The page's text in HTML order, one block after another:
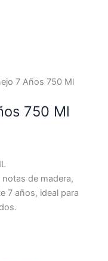
7 Años 750 Ml
750 Ml
de madera,
7 años, ideal para